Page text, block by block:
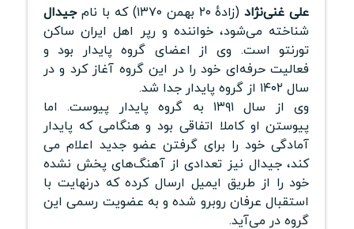
علی غنی‌نژاد(زادهٔ ۲۰ بهمن ۱۳۷۰) که با نام
جیدال
شناخته می‌شود، خواننده و رپر اهل ایران ساکن
تورنتو است. وی از اعضای گروه پایدار بود و
فعالیت حرفه‌ای خود را در این گروه آغاز کرد و در
سال ۱۴۰۲ از گروه پایدار جدا شد.
وی از سال ۱۳۹۱ به گروه پایدار پیوست. اما
پیوستن او کاملا اتفاقی بود و هنگامی که پایدار
آمادگی خود را برای گرفتن عضو جدید اعلام می‌
کند، جیدال نیز تعدادی از آهنگ‌های پخش نشده
خود را از طریق ایمیل ارسال کرده که درنهایت با
استقبال عرفان روبرو شده و به عضویت رسمی این
گروه در می‌آید.